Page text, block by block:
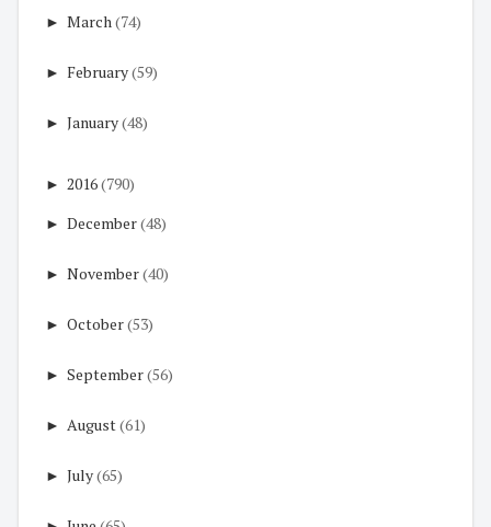
► March(74)
► February(59)
► January(48)
► 2016(790)
► December(48)
► November(40)
► October(53)
► September(56)
► August(61)
► July(65)